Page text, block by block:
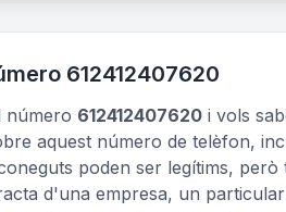
612412407620
número 612412407620 i vols
aquest número de telèfon,
poden ser legítims,
d'una empresa, un